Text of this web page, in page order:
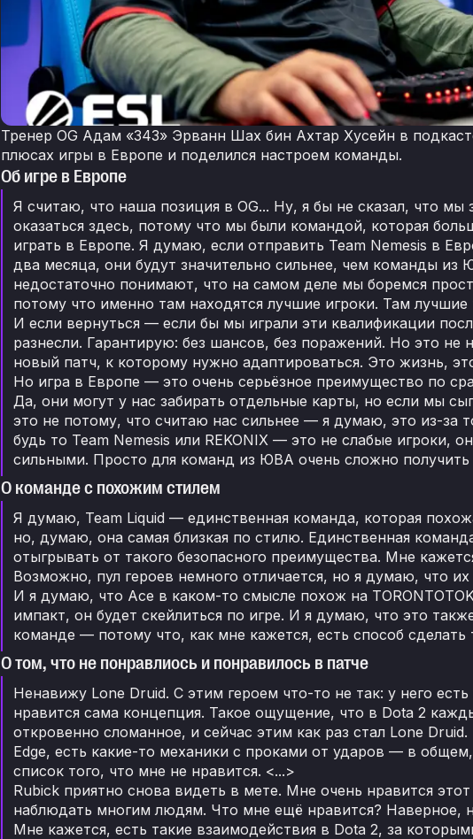
Тренер OG Адам «343» Эрванн Шах бин Ахтар Хусейн в
плюсах игры в Европе и поделился настроем команды.
Об игре в Европе
Я считаю, что наша позиция в OG... Ну, я бы не сказал, что
оказаться здесь, потому что мы были командой, которая
играть в Европе. Я думаю, если отправить Team Nemesis в
два месяца, они будут значительно сильнее, чем команды
недостаточно понимают, что на самом деле мы боремся
потому что именно там находятся лучшие игроки. Там лучшие
И если вернуться — если бы мы играли эти квалификации
разнесли. Гарантирую: без шансов, без поражений. Но это
новый патч, к которому нужно адаптироваться. Это жизнь,
Но игра в Европе — это очень серьёзное преимущество по
Да, они могут у нас забирать отдельные карты, но если мы
это не потому, что считаю нас сильнее — я думаю, это из-за
будь то Team Nemesis или REKONIX — это не слабые игроки,
сильными. Просто для команд из ЮВА очень сложно получить
О команде с похожим стилем
Я думаю, Team Liquid — единственная команда, которая
но, думаю, она самая близкая по стилю. Единственная
отыгрывать от такого безопасного преимущества. Мне
Возможно, пул героев немного отличается, но я думаю, что
И я думаю, что Ace в каком-то смысле похож на
импакт, он будет скейлиться по игре. И я думаю, что это
команде — потому что, как мне кажется, есть способ сделать
О том, что не понравлиось и понравилось в патче
Ненавижу Lone Druid. С этим героем что-то не так: у него
нравится сама концепция. Такое ощущение, что в Dota 2
откровенно сломанное, и сейчас этим как раз стал Lone
Edge, есть какие-то механики с проками от ударов — в
список того, что мне не нравится. <...>
Rubick приятно снова видеть в мете. Мне очень нравится
наблюдать многим людям. Что мне ещё нравится? Наверное,
Мне кажется, есть такие взаимодействия в Dota 2, за